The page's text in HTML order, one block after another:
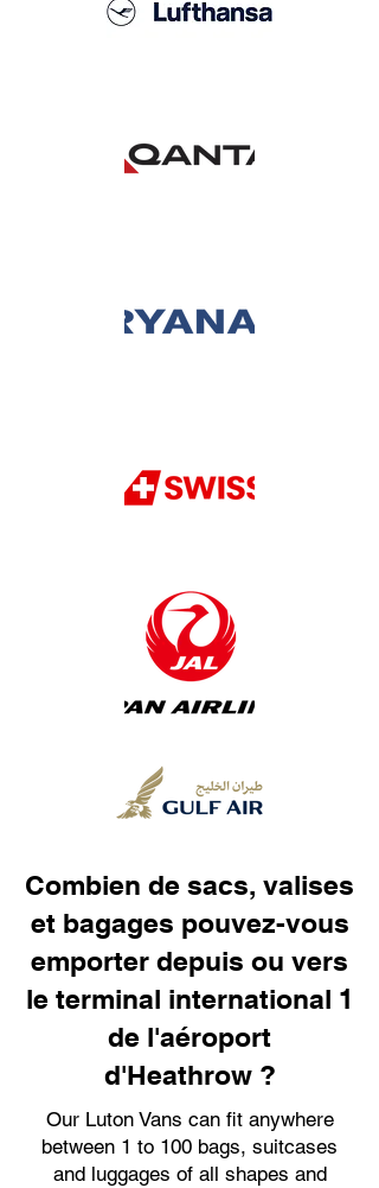
Combien de sacs, valises
et bagages pouvez-vous
emporter depuis ou vers
le terminal international 1
de l'aéroport
d'Heathrow ?
Our Luton Vans can fit anywhere
between 1 to 100 bags, suitcases
and luggages of all shapes and